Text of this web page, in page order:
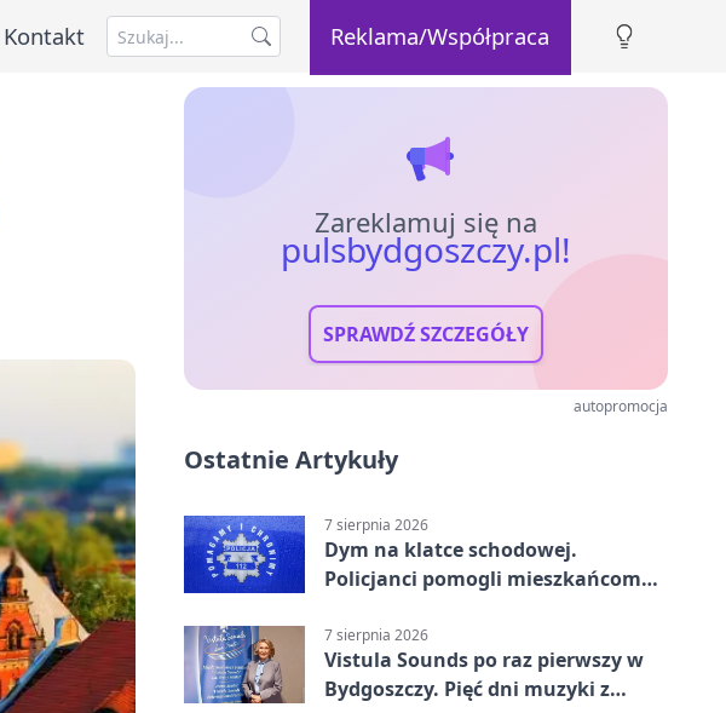
Kontakt Reklama/Współpraca
Zareklamuj się na
pulsbydgoszczy.pl!
SPRAWDŹ SZCZEGÓŁY
autopromocja
Ostatnie Artykuły
7 sierpnia 2026
Dym na klatce schodowej.
Policjanci pomogli mieszkańcom
7 sierpnia 2026
Vistula Sounds po raz pierwszy w
Bydgoszczy. Pięć dni muzyki z